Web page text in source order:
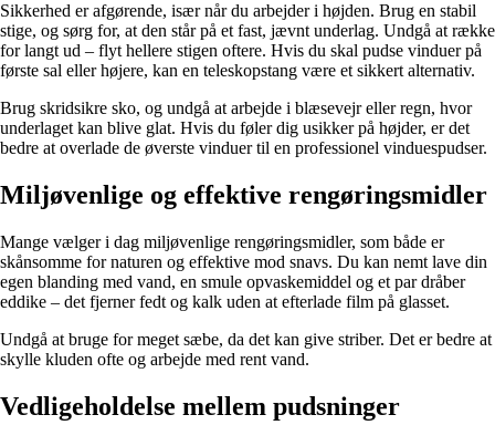
Sikkerhed er afgørende, især når du arbejder i højden. Brug en stabil
stige, og sørg for, at den står på et fast, jævnt underlag. Undgå at række
for langt ud – flyt hellere stigen oftere. Hvis du skal pudse vinduer på
første sal eller højere, kan en teleskopstang være et sikkert alternativ.
Brug skridsikre sko, og undgå at arbejde i blæsevejr eller regn, hvor
underlaget kan blive glat. Hvis du føler dig usikker på højder, er det
bedre at overlade de øverste vinduer til en professionel vinduespudser.
Miljøvenlige og effektive rengøringsmidler
Mange vælger i dag miljøvenlige rengøringsmidler, som både er
skånsomme for naturen og effektive mod snavs. Du kan nemt lave din
egen blanding med vand, en smule opvaskemiddel og et par dråber
eddike – det fjerner fedt og kalk uden at efterlade film på glasset.
Undgå at bruge for meget sæbe, da det kan give striber. Det er bedre at
skylle kluden ofte og arbejde med rent vand.
Vedligeholdelse mellem pudsninger